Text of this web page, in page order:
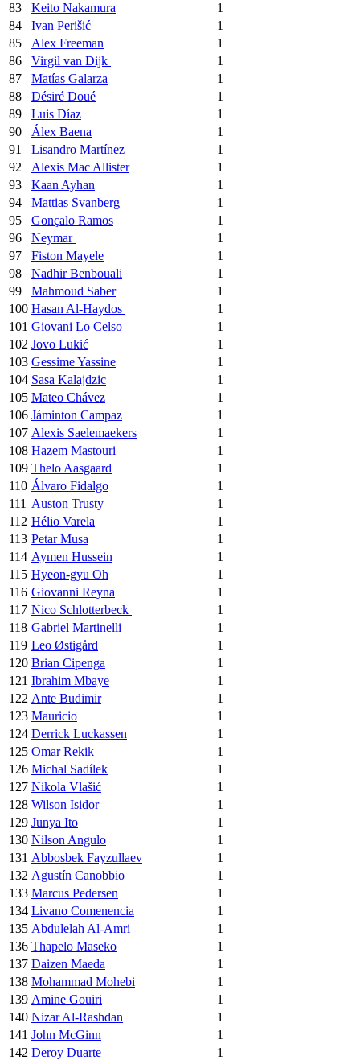
83
Keito Nakamura
1
84
Ivan Perišić
1
85
Alex Freeman
1
86
Virgil van Dijk
1
87
Matías Galarza
1
88
Désiré Doué
1
89
Luis Díaz
1
90
Álex Baena
1
91
Lisandro Martínez
1
92
Alexis Mac Allister
1
93
Kaan Ayhan
1
94
Mattias Svanberg
1
95
Gonçalo Ramos
1
96
Neymar
1
97
Fiston Mayele
1
98
Nadhir Benbouali
1
99
Mahmoud Saber
1
100 Hasan Al-Haydos
1
101 Giovani Lo Celso
1
102 Jovo Lukić
1
103 Gessime Yassine
1
104 Sasa Kalajdzic
1
105 Mateo Chávez
1
106 Jáminton Campaz
1
107 Alexis Saelemaekers
1
108 Hazem Mastouri
1
109 Thelo Aasgaard
1
110 Álvaro Fidalgo
1
111 Auston Trusty
1
112 Hélio Varela
1
113 Petar Musa
1
114 Aymen Hussein
1
115 Hyeon-gyu Oh
1
116 Giovanni Reyna
1
117 Nico Schlotterbeck
1
118 Gabriel Martinelli
1
119 Leo Østigård
1
120 Brian Cipenga
1
121 Ibrahim Mbaye
1
122 Ante Budimir
1
123 Mauricio
1
124 Derrick Luckassen
1
125 Omar Rekik
1
126 Michal Sadílek
1
127 Nikola Vlašić
1
128 Wilson Isidor
1
129 Junya Ito
1
130 Nilson Angulo
1
131 Abbosbek Fayzullaev
1
132 Agustín Canobbio
1
133 Marcus Pedersen
1
134 Livano Comenencia
1
135 Abdulelah Al-Amri
1
136 Thapelo Maseko
1
137 Daizen Maeda
1
138 Mohammad Mohebi
1
139 Amine Gouiri
1
140 Nizar Al-Rashdan
1
141 John McGinn
1
142 Deroy Duarte
1